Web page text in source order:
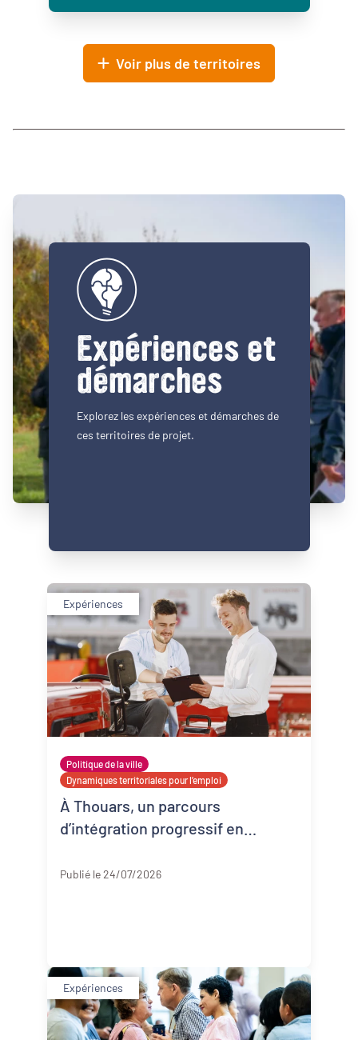
Voir plus de territoires
Expériences et
démarches
Explorez les expériences et démarches de
ces territoires de projet.
Expériences
Politique de la ville
Dynamiques territoriales pour l’emploi
À Thouars, un parcours
d’intégration progressif en
Publié le 24/07/2026
Expériences